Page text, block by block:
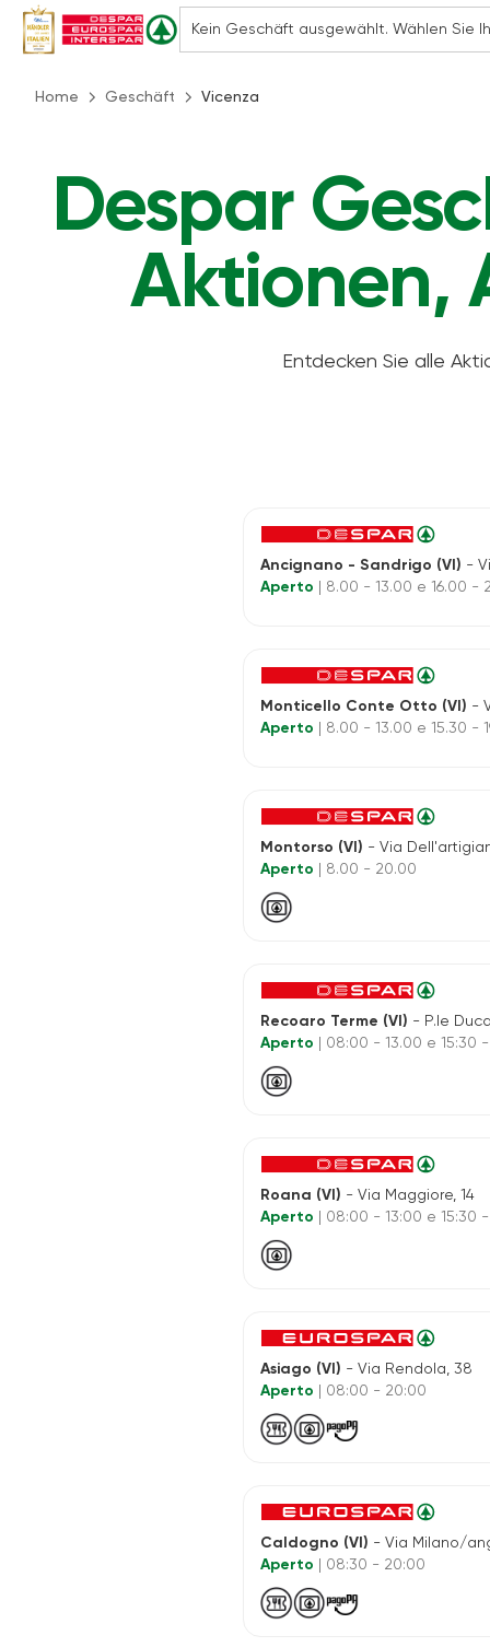
Home Geschäft Vicenza
Despar
Aktionen,
Entdecken Sie alle
Ancignano - Sandrigo (VI) -
Aperto
| 8.00 - 13.00 e 16.00 -
Monticello Conte Otto (VI) -
Aperto
| 8.00 - 13.00 e 15.30 -
Montorso (VI) - Via
Aperto
| 8.00 - 20.00
Recoaro Terme (VI) - P.le Duca
Aperto
| 08:00 - 13.00 e 15:30 -
Roana (VI) - Via Maggiore, 14
Aperto
| 08:00 - 13:00 e 15:30 -
Asiago (VI) - Via Rendola, 38
Aperto
| 08:00 - 20:00
Caldogno (VI) - Via Milano/ang. V. Torino Sn c/o
Aperto
| 08:30 - 20:00